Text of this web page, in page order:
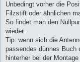
Unbedingt vorher die
Filzstift oder ähnlichen
So findet man den
wieder.
Tip: wenn sich die
passendes dünnes Buch
hinterher bei der